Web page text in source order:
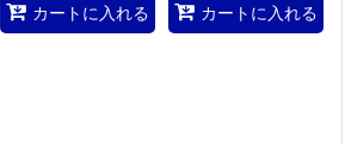
カートに入れる カートに入れる